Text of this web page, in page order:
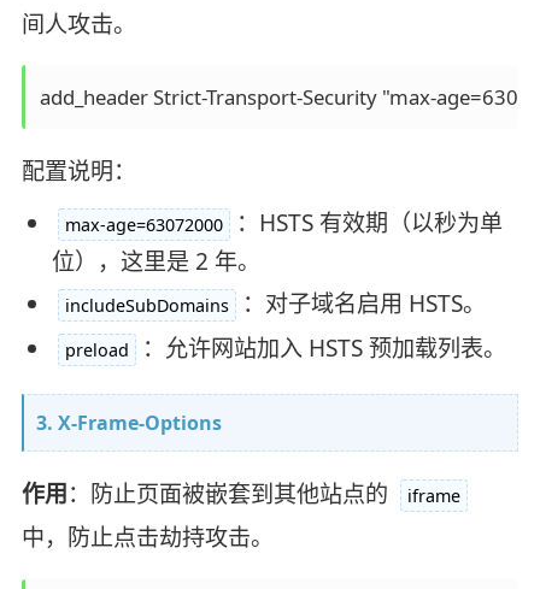
间人攻击。
配置说明：
max-age=63072000
：HSTS 有效期（以秒为单
位），这里是 2 年。
includeSubDomains ：对子域名启用 HSTS。
preload ：允许网站加入 HSTS 预加载列表。
3. X-Frame-Options
作用：防止页面被嵌套到其他站点的 iframe
中，防止点击劫持攻击。